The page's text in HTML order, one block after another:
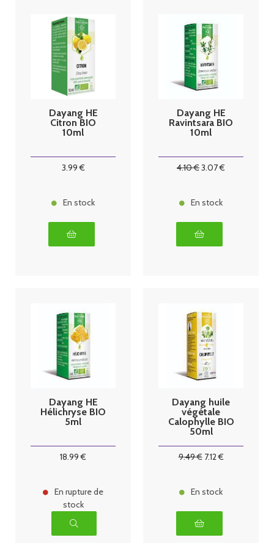
Dayang HE
Citron BIO
10ml
3.99€
En stock
Dayang HE
Ravintsara BIO
10ml
4.10€3.07€
En stock
Dayang HE
Hélichryse BIO
5ml
18.99 €
En rupture de
stock
Dayang huile
végétale
Calophylle BIO
50ml
9.49€ 7.12€
En stock